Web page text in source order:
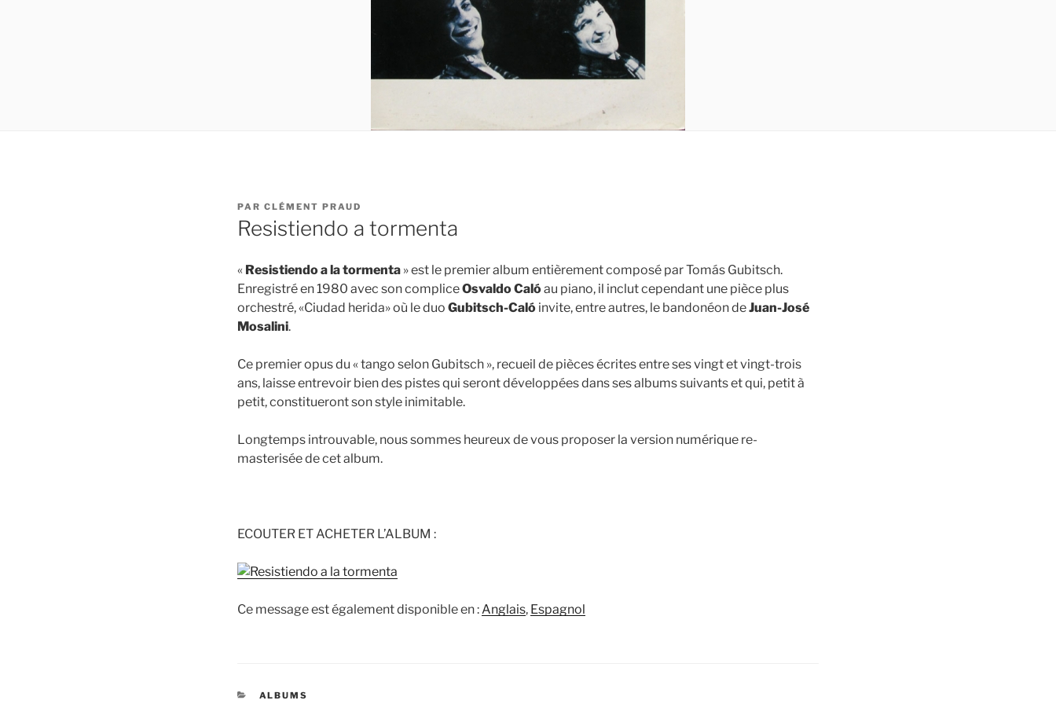
PUBLIÉ
LE
PAR CLÉMENT PRAUD
Resistiendo a tormenta
« Resistiendo a la tormenta » est le premier album entièrement composé par Tomás Gubitsch.
Enregistré en 1980 avec son compliceOsvaldo Calóau piano, il inclut cependant une pièce plus
orchestré, «Ciudad herida» où le duo Gubitsch-Caló invite, entre autres, le bandonéon deJuan-José
Mosalini.
Ce premier opus du « tango selon Gubitsch », recueil de pièces écrites entre ses vingt et vingt-trois
ans, laisse entrevoir bien des pistes qui seront développées dans ses albums suivants et qui, petit à
petit, constitueront son style inimitable.
Longtemps introuvable, nous sommes heureux de vous proposer la version numérique re-
masterisée de cet album.
ECOUTER ET ACHETER L’ALBUM :
Ce message est également disponible en : Anglais Espagnol
CATÉGORIES
ALBUMS